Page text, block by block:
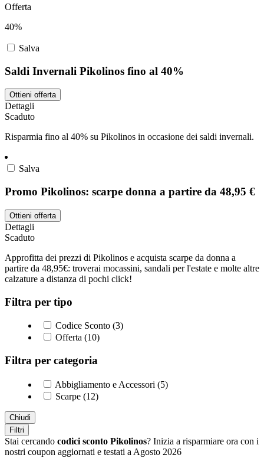
Offerta
40%
Salva
Saldi Invernali Pikolinos fino al 40%
Ottieni offerta
Dettagli
Scaduto
Risparmia fino al 40% su Pikolinos in occasione dei saldi invernali.
Salva
Promo Pikolinos: scarpe donna a partire da 48,95 €
Ottieni offerta
Dettagli
Scaduto
Approfitta dei prezzi di Pikolinos e acquista scarpe da donna a
partire da 48,95€: troverai mocassini, sandali per l'estate e molte altre
calzature a distanza di pochi click!
Filtra per tipo
Codice Sconto (3)
Offerta (10)
Filtra per categoria
Abbigliamento e Accessori (5)
Scarpe (12)
Chiudi
Filtri
Stai cercando codici sconto Pikolinos? Inizia a risparmiare ora con i
nostri coupon aggiornati e testati a Agosto 2026